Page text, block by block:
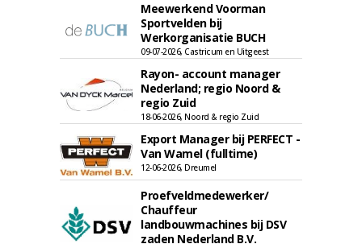
Meewerkend Voorman
Sportvelden bij
Werkorganisatie BUCH
09-07-2026, Castricum en Uitgeest
Rayon- account manager
Nederland; regio Noord &
regio Zuid
18-06-2026, Noord & regio Zuid
Export Manager bij PERFECT -
Van Wamel (fulltime)
12-06-2026, Dreumel
Proefveldmedewerker/
Chauffeur
landbouwmachines bij DSV
zaden Nederland B.V.